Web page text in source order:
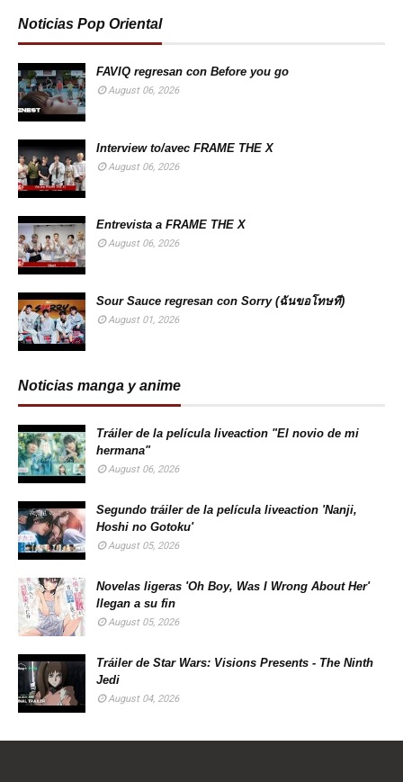
Noticias Pop Oriental
FAVIQ regresan con Before you go
August 06, 2026
Interview to/avec FRAME THE X
August 06, 2026
Entrevista a FRAME THE X
August 06, 2026
Sour Sauce regresan con Sorry (ฉันขอโทษที)
August 01, 2026
Noticias manga y anime
Tráiler de la película liveaction "El novio de mi
hermana"
August 06, 2026
Segundo tráiler de la película liveaction 'Nanji,
Hoshi no Gotoku'
August 05, 2026
Novelas ligeras 'Oh Boy, Was I Wrong About Her'
llegan a su fin
August 05, 2026
Tráiler de Star Wars: Visions Presents - The Ninth
Jedi
August 04, 2026